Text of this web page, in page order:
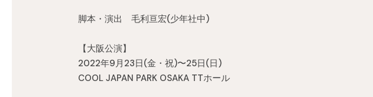
脚本・演出 毛利亘宏(少年社中)
【大阪公演】
2022年9月23日(金・祝)〜25日(日)
COOL JAPAN PARK OSAKA TTホール